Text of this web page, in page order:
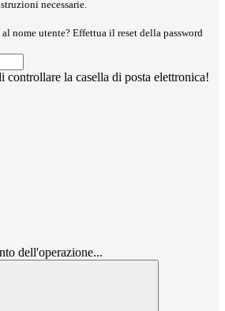
necessarie.
nome utente? Effettua il reset della password
controllare la casella di posta elettronica!
dell'operazione...